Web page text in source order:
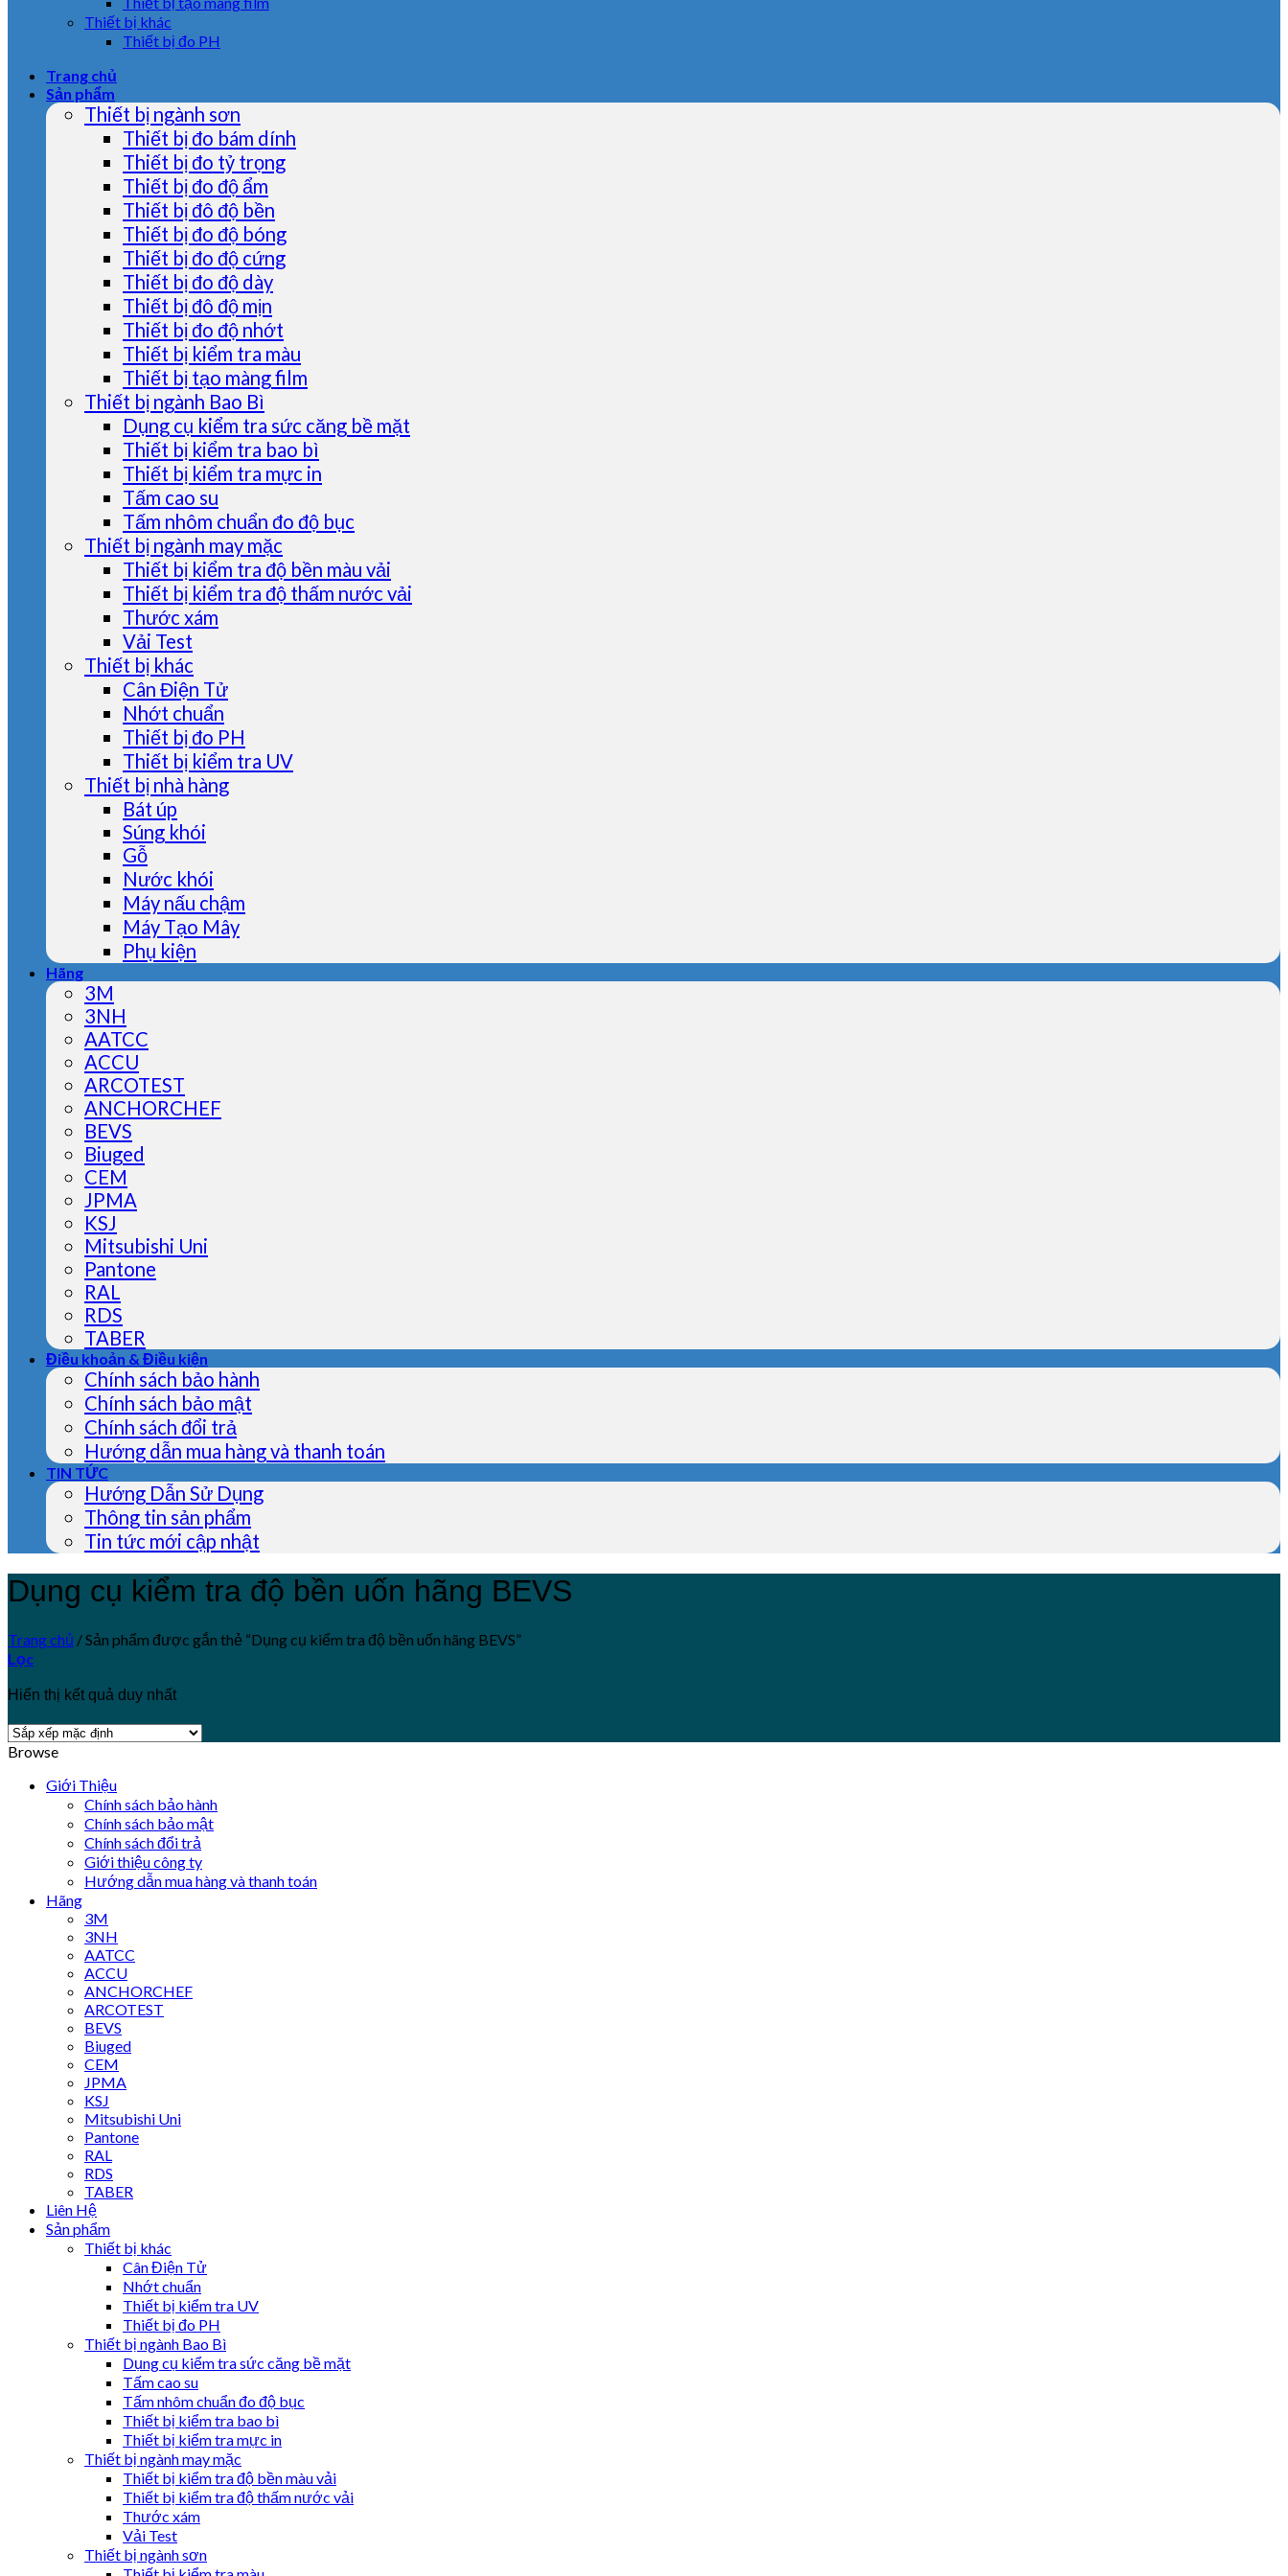
Thiết bị khác
Thiết bị đo PH
Trang chủ
Sản phẩm
Thiết bị ngành sơn
Thiết bị đo bám dính
Thiết bị đo tỷ trọng
Thiết bị đo độ ẩm
Thiết bị đô độ bền
Thiết bị đo độ bóng
Thiết bị đo độ cứng
Thiết bị đo độ dày
Thiết bị đô độ mịn
Thiết bị đo độ nhớt
Thiết bị kiểm tra màu
Thiết bị tạo màng film
Thiết bị ngành Bao Bì
Dụng cụ kiểm tra sức căng bề mặt
Thiết bị kiểm tra bao bì
Thiết bị kiểm tra mực in
Tấm cao su
Tấm nhôm chuẩn đo độ bục
Thiết bị ngành may mặc
Thiết bị kiểm tra độ bền màu vải
Thiết bị kiểm tra độ thấm nước vải
Thước xám
Vải Test
Thiết bị khác
Cân Điện Tử
Nhớt chuẩn
Thiết bị đo PH
Thiết bị kiểm tra UV
Thiết bị nhà hàng
Bát úp
Súng khói
Gỗ
Nước khói
Máy nấu chậm
Máy Tạo Mây
Phụ kiện
Hãng
3M
3NH
AATCC
ACCU
ARCOTEST
ANCHORCHEF
BEVS
Biuged
CEM
JPMA
KSJ
Mitsubishi Uni
Pantone
RAL
RDS
TABER
Điều khoản & Điều kiện
Chính sách bảo hành
Chính sách bảo mật
Chính sách đổi trả
Hướng dẫn mua hàng và thanh toán
TIN TỨC
Hướng Dẫn Sử Dụng
Thông tin sản phẩm
Tin tức mới cập nhật
Dụng cụ kiểm tra độ bền uốn hãng BEVS
Trang chủ /Sản phẩm được gắn thẻ “Dụng cụ kiểm tra độ bền uốn hãng BEVS”
Lọc
Hiển thị kết quả duy nhất
Browse
Giới Thiệu
Chính sách bảo hành
Chính sách bảo mật
Chính sách đổi trả
Giới thiệu công ty
Hướng dẫn mua hàng và thanh toán
Hãng
3M
3NH
AATCC
ACCU
ANCHORCHEF
ARCOTEST
BEVS
Biuged
CEM
JPMA
KSJ
Mitsubishi Uni
Pantone
RAL
RDS
TABER
Liên Hệ
Sản phẩm
Thiết bị khác
Cân Điện Tử
Nhớt chuẩn
Thiết bị kiểm tra UV
Thiết bị đo PH
Thiết bị ngành Bao Bì
Dụng cụ kiểm tra sức căng bề mặt
Tấm cao su
Tấm nhôm chuẩn đo độ bục
Thiết bị kiểm tra bao bì
Thiết bị kiểm tra mực in
Thiết bị ngành may mặc
Thiết bị kiểm tra độ bền màu vải
Thiết bị kiểm tra độ thấm nước vải
Thước xám
Vải Test
Thiết bị ngành sơn